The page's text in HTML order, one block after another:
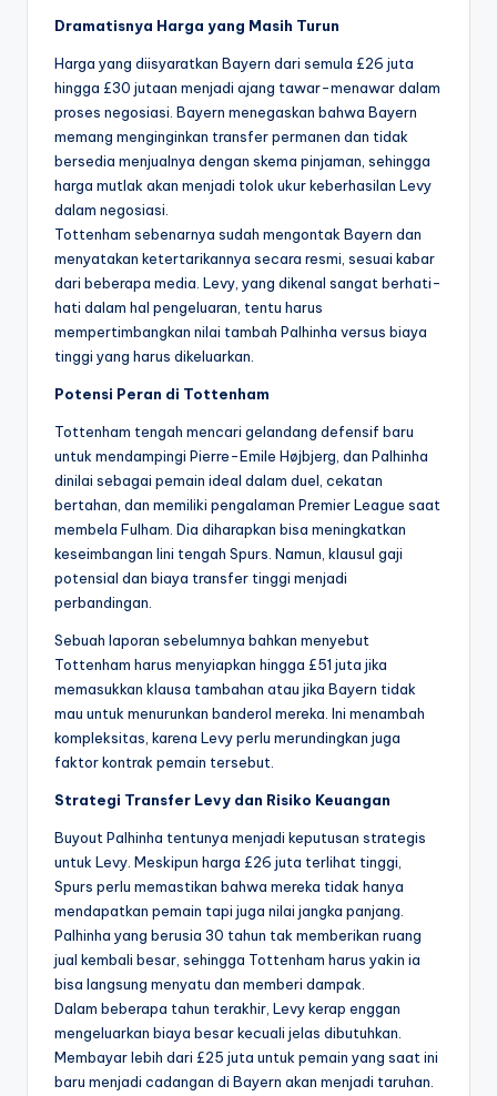
Dramatisnya Harga yang Masih Turun
Harga yang diisyaratkan Bayern dari semula £26 juta
hingga £30 jutaan menjadi ajang tawar-menawar dalam
proses negosiasi. Bayern menegaskan bahwa Bayern
memang menginginkan transfer permanen dan tidak
bersedia menjualnya dengan skema pinjaman, sehingga
harga mutlak akan menjadi tolok ukur keberhasilan Levy
dalam negosiasi.
Tottenham sebenarnya sudah mengontak Bayern dan
menyatakan ketertarikannya secara resmi, sesuai kabar
dari beberapa media. Levy, yang dikenal sangat berhati-
hati dalam hal pengeluaran, tentu harus
mempertimbangkan nilai tambah Palhinha versus biaya
tinggi yang harus dikeluarkan.
Potensi Peran di Tottenham
Tottenham tengah mencari gelandang defensif baru
untuk mendampingi Pierre-Emile Højbjerg, dan Palhinha
dinilai sebagai pemain ideal dalam duel, cekatan
bertahan, dan memiliki pengalaman Premier League saat
membela Fulham. Dia diharapkan bisa meningkatkan
keseimbangan lini tengah Spurs. Namun, klausul gaji
potensial dan biaya transfer tinggi menjadi
perbandingan.
Sebuah laporan sebelumnya bahkan menyebut
Tottenham harus menyiapkan hingga £51 juta jika
memasukkan klausa tambahan atau jika Bayern tidak
mau untuk menurunkan banderol mereka. Ini menambah
kompleksitas, karena Levy perlu merundingkan juga
faktor kontrak pemain tersebut.
Strategi Transfer Levy dan Risiko Keuangan
Buyout Palhinha tentunya menjadi keputusan strategis
untuk Levy. Meskipun harga £26 juta terlihat tinggi,
Spurs perlu memastikan bahwa mereka tidak hanya
mendapatkan pemain tapi juga nilai jangka panjang.
Palhinha yang berusia 30 tahun tak memberikan ruang
jual kembali besar, sehingga Tottenham harus yakin ia
bisa langsung menyatu dan memberi dampak.
Dalam beberapa tahun terakhir, Levy kerap enggan
mengeluarkan biaya besar kecuali jelas dibutuhkan.
Membayar lebih dari £25 juta untuk pemain yang saat ini
baru menjadi cadangan di Bayern akan menjadi taruhan.